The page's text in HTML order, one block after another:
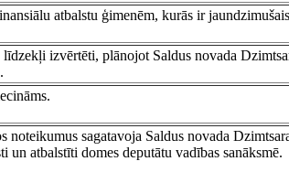
atbalstu ģimenēm, kurās ir
līdzekļi izvērtēti, plānojot Saldus novada
noteikumus sagatavoja Saldus novada
un atbalstīti domes deputātu vadības sanāksmē.